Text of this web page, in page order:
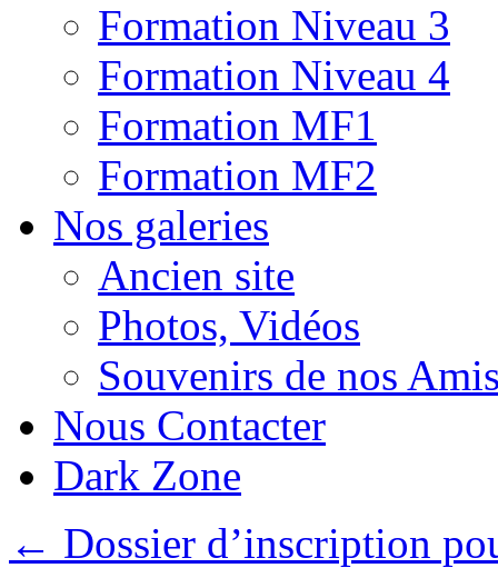
Formation Niveau 3
Formation Niveau 4
Formation MF1
Formation MF2
Nos galeries
Ancien site
Photos, Vidéos
Souvenirs de nos
Nous Contacter
Dark Zone
← Dossier d’inscription